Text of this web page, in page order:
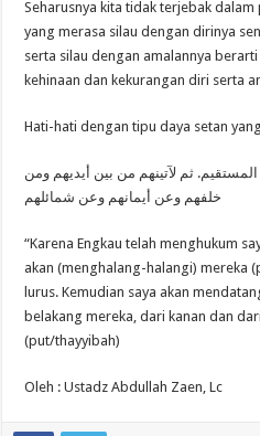
Seharusnya kita tidak terjebak
yang merasa silau dengan dirinya
serta silau dengan amalannya
kehinaan dan kekurangan diri serta
Hati-hati dengan tipu daya setan
ثم لآتينهم من بين أيديهم ومن
خلفهم وعن أيمانهم وعن شمائلهم
“Karena Engkau telah menghukum
akan (menghalang-halangi) mereka
lurus. Kemudian saya akan
belakang mereka, dari kanan dan
(put/thayyibah)
Oleh : Ustadz Abdullah Zaen, Lc